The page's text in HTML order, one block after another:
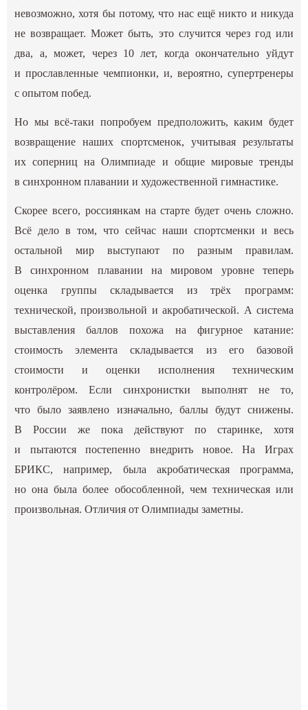
невозможно, хотя бы потому, что нас ещё никто и никуда
не возвращает. Может быть, это случится через год или
два, а, может, через 10 лет, когда окончательно уйдут
и прославленные чемпионки, и, вероятно, супертренеры
с опытом побед.
Но мы всё-таки попробуем предположить, каким будет
возвращение наших спортсменок, учитывая результаты
их соперниц на Олимпиаде и общие мировые тренды
в синхронном плавании и художественной гимнастике.
Скорее всего, россиянкам на старте будет очень сложно.
Всё дело в том, что сейчас наши спортсменки и весь
остальной мир выступают по разным правилам.
В синхронном плавании на мировом уровне теперь
оценка группы складывается из трёх программ:
технической, произвольной и акробатической. А система
выставления баллов похожа на фигурное катание:
стоимость элемента складывается из его базовой
стоимости и оценки исполнения техническим
контролёром. Если синхронистки выполнят не то,
что было заявлено изначально, баллы будут снижены.
В России же пока действуют по старинке, хотя
и пытаются постепенно внедрить новое. На Играх
БРИКС, например, была акробатическая программа,
но она была более обособленной, чем техническая или
произвольная. Отличия от Олимпиады заметны.